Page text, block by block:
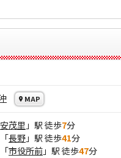
MAP
安茂里 」駅 徒歩7分
「長野 」駅 徒歩41分
「市役所前 」駅 徒歩47分